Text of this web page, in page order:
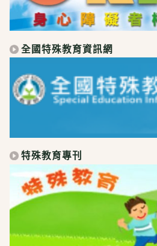
全國特殊教育資訊網
特殊教育專刊